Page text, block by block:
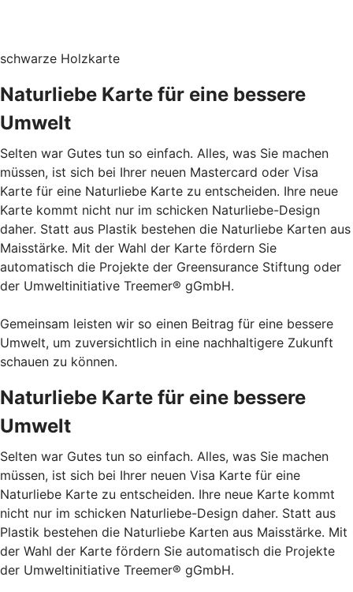
schwarze Holzkarte
Naturliebe Karte für eine bessere
Umwelt
Selten war Gutes tun so einfach. Alles, was Sie machen
müssen, ist sich bei Ihrer neuen Mastercard oder Visa
Karte für eine Naturliebe Karte zu entscheiden. Ihre neue
Karte kommt nicht nur im schicken Naturliebe-Design
daher. Statt aus Plastik bestehen die Naturliebe Karten aus
Maisstärke. Mit der Wahl der Karte fördern Sie
automatisch die Projekte der Greensurance Stiftung oder
der Umweltinitiative Treemer® gGmbH.
Gemeinsam leisten wir so einen Beitrag für eine bessere
Umwelt, um zuversichtlich in eine nachhaltigere Zukunft
schauen zu können.
Naturliebe Karte für eine bessere
Umwelt
Selten war Gutes tun so einfach. Alles, was Sie machen
müssen, ist sich bei Ihrer neuen Visa Karte für eine
Naturliebe Karte zu entscheiden. Ihre neue Karte kommt
nicht nur im schicken Naturliebe-Design daher. Statt aus
Plastik bestehen die Naturliebe Karten aus Maisstärke. Mit
der Wahl der Karte fördern Sie automatisch die Projekte
der Umweltinitiative Treemer® gGmbH.